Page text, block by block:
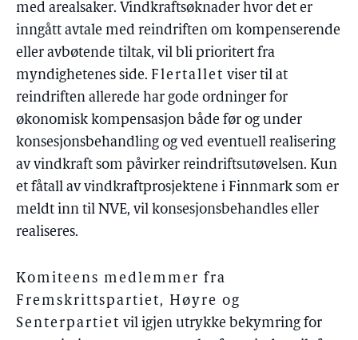
med arealsaker. Vindkraftsøknader hvor det er
inngått avtale med reindriften om kompenserende
eller avbøtende tiltak, vil bli prioritert fra
myndighetenes side. Flertallet viser til at
reindriften allerede har gode ordninger for
økonomisk kompensasjon både før og under
konsesjonsbehandling og ved eventuell realisering
av vindkraft som påvirker reindriftsutøvelsen. Kun
et fåtall av vindkraftprosjektene i Finnmark som er
meldt inn til NVE, vil konsesjonsbehandles eller
realiseres.
Komiteens medlemmer fra
Fremskrittspartiet, Høyre og
Senterpartiet vil igjen utrykke bekymring for